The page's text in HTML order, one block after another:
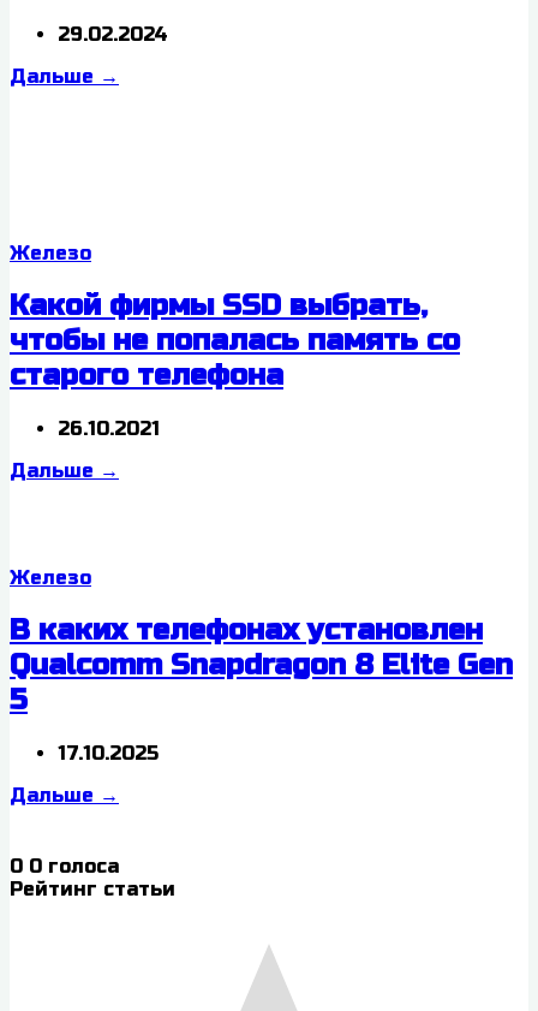
29.02.2024
Дальше →
Железо
Какой фирмы SSD выбрать,
чтобы не попалась память со
старого телефона
26.10.2021
Дальше →
Железо
В каких телефонах установлен
Qualcomm Snapdragon 8 Elite Gen
5
17.10.2025
Дальше →
0 0 голоса
Рейтинг статьи